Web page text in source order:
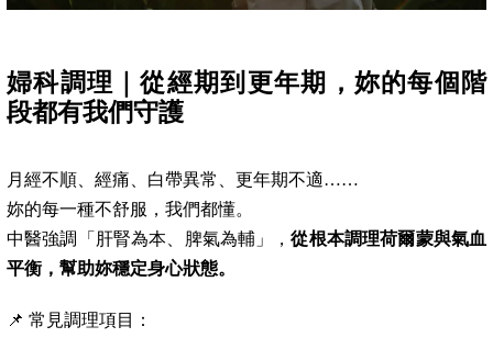
婦科調理｜從經期到更年期，妳的每個階
段都有我們守護
月經不順、經痛、白帶異常、更年期不適……
妳的每一種不舒服，我們都懂。
中醫強調「肝腎為本、脾氣為輔」，從根本調理荷爾蒙與氣血
平衡，幫助妳穩定身心狀態。
📌 常見調理項目：